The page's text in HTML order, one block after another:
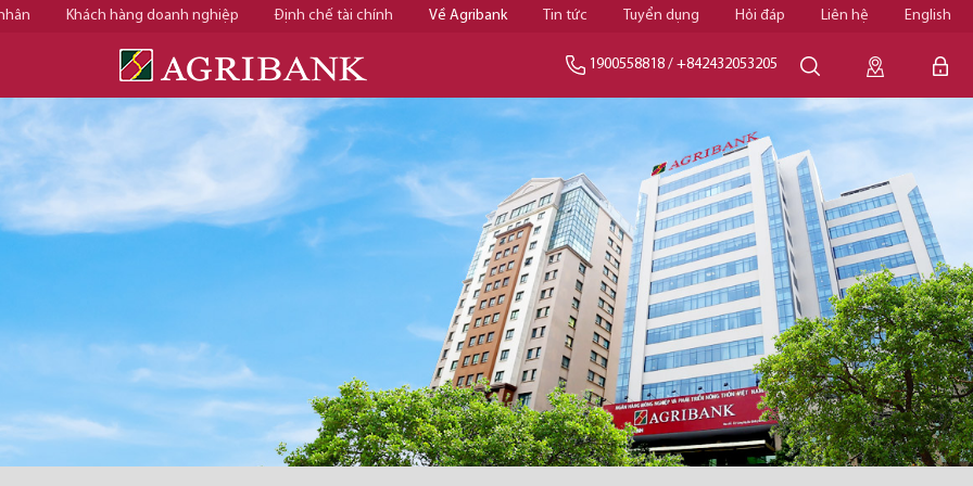
Khách hàng doanh nghiệp Định chế tài chính Về Agribank Tin tức Tuyển dụng Hỏi đáp Liên hệ English
1900558818 / +842432053205